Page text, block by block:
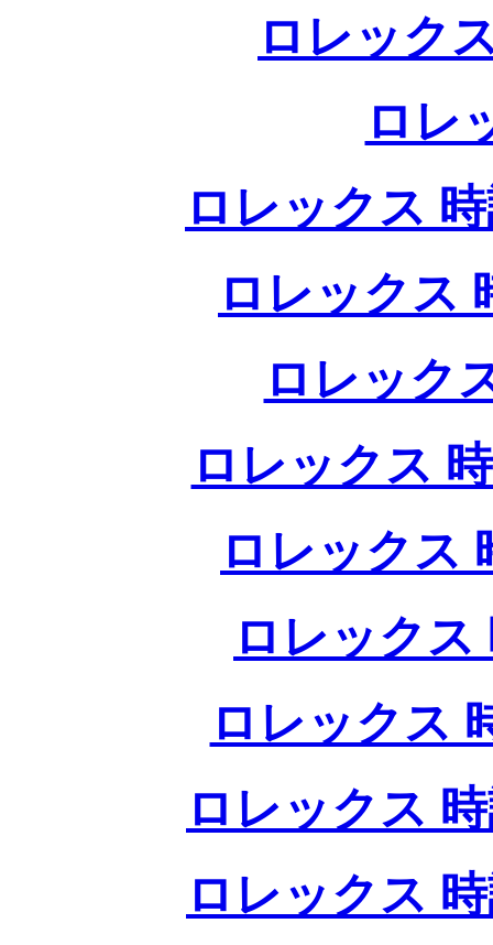
ロレック
ロレ
ロレックス
ロレックス
ロレック
ロレックス
ロレックス
ロレックス
ロレックス
ロレックス
ロレックス